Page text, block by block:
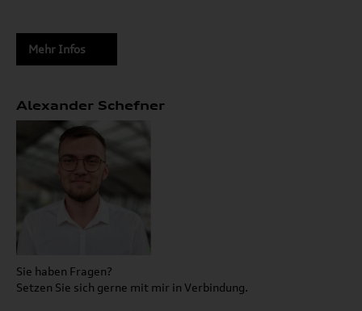
Mehr Infos
Alexander Schefner
Sie haben Fragen?
Setzen Sie sich gerne mit mir in Verbindung.